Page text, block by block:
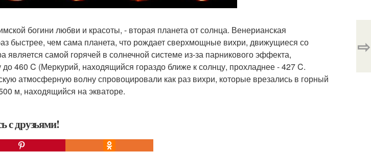
богини любви и красоты, - вторая планета от солнца. Венерианская
быстрее, чем сама планета, что рождает сверхмощные вихри, движущиеся со
является самой горячей в солнечной системе из-за парникового эффекта,
460 C (Меркурий, находящийся гораздо ближе к солнцу, прохладнее - 427 C.
атмосферную волну спровоцировали как раз вихри, которые врезались в горный
м, находящийся на экваторе.
с друзьями!
⇨